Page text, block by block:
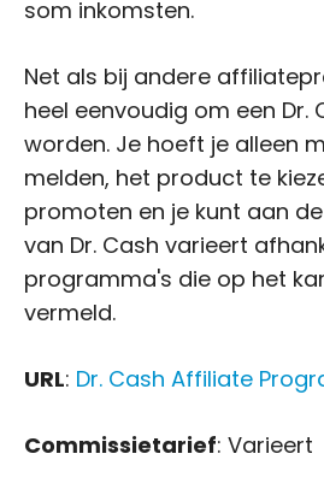
som inkomsten.
Net als bij andere
heel eenvoudig om een
worden. Je hoeft je alleen
melden, het product te
promoten en je kunt aan
van Dr. Cash varieert
programma's die op het
vermeld.
URL: Dr. Cash Affiliate
Commissietarief: Varieert